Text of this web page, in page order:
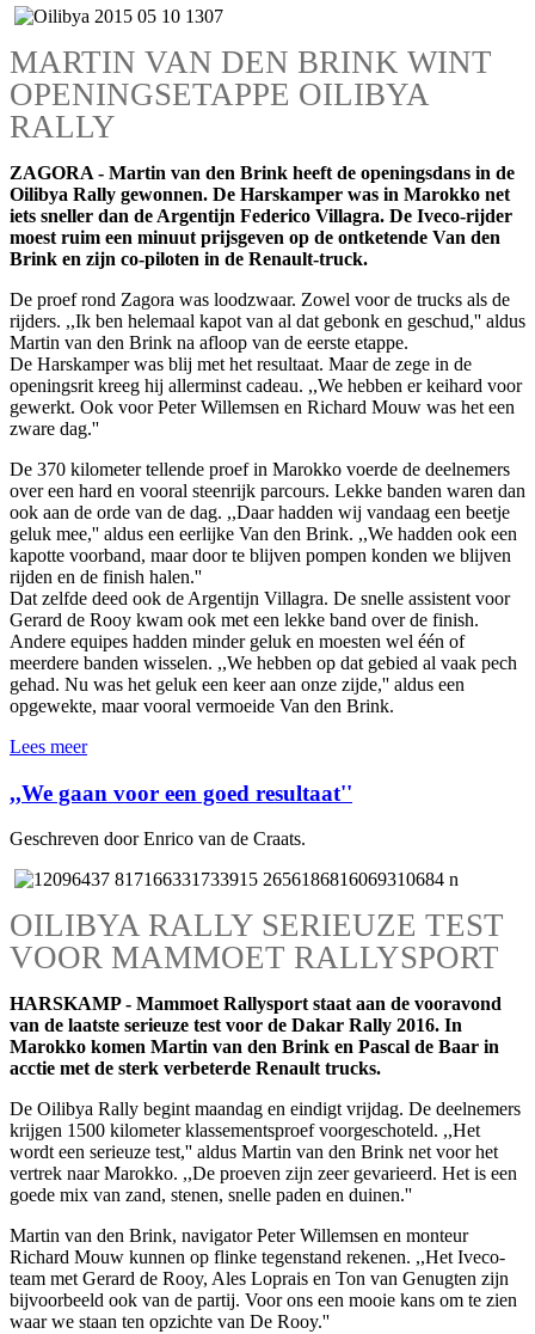
MARTIN VAN DEN BRINK WINT
OPENINGSETAPPE OILIBYA
RALLY
ZAGORA - Martin van den Brink heeft de openingsdans in de
Oilibya Rally gewonnen. De Harskamper was in Marokko net
iets sneller dan de Argentijn Federico Villagra. De Iveco-rijder
moest ruim een minuut prijsgeven op de ontketende Van den
Brink en zijn co-piloten in de Renault-truck.
De proef rond Zagora was loodzwaar. Zowel voor de trucks als de
rijders. ,,Ik ben helemaal kapot van al dat gebonk en geschud,'' aldus
Martin van den Brink na afloop van de eerste etappe.
De Harskamper was blij met het resultaat. Maar de zege in de
openingsrit kreeg hij allerminst cadeau. ,,We hebben er keihard voor
gewerkt. Ook voor Peter Willemsen en Richard Mouw was het een
zware dag.''
De 370 kilometer tellende proef in Marokko voerde de deelnemers
over een hard en vooral steenrijk parcours. Lekke banden waren dan
ook aan de orde van de dag. ,,Daar hadden wij vandaag een beetje
geluk mee,'' aldus een eerlijke Van den Brink. ,,We hadden ook een
kapotte voorband, maar door te blijven pompen konden we blijven
rijden en de finish halen.''
Dat zelfde deed ook de Argentijn Villagra. De snelle assistent voor
Gerard de Rooy kwam ook met een lekke band over de finish.
Andere equipes hadden minder geluk en moesten wel één of
meerdere banden wisselen. ,,We hebben op dat gebied al vaak pech
gehad. Nu was het geluk een keer aan onze zijde,'' aldus een
opgewekte, maar vooral vermoeide Van den Brink.
Lees meer
,,We gaan voor een goed resultaat''
Geschreven door Enrico van de Craats.
OILIBYA RALLY SERIEUZE TEST
VOOR MAMMOET RALLYSPORT
HARSKAMP - Mammoet Rallysport staat aan de vooravond
van de laatste serieuze test voor de Dakar Rally 2016. In
Marokko komen Martin van den Brink en Pascal de Baar in
acctie met de sterk verbeterde Renault trucks.
De Oilibya Rally begint maandag en eindigt vrijdag. De deelnemers
krijgen 1500 kilometer klassementsproef voorgeschoteld. ,,Het
wordt een serieuze test,'' aldus Martin van den Brink net voor het
vertrek naar Marokko. ,,De proeven zijn zeer gevarieerd. Het is een
goede mix van zand, stenen, snelle paden en duinen.''
Martin van den Brink, navigator Peter Willemsen en monteur
Richard Mouw kunnen op flinke tegenstand rekenen. ,,Het Iveco-
team met Gerard de Rooy, Ales Loprais en Ton van Genugten zijn
bijvoorbeeld ook van de partij. Voor ons een mooie kans om te zien
waar we staan ten opzichte van De Rooy.''